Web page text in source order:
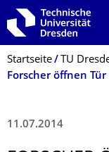
Zur Hauptnavigation
Zur Suche springen
Zum Inhalt springen
Breadcrumb-Menü
Startseite TU
11.07.2014